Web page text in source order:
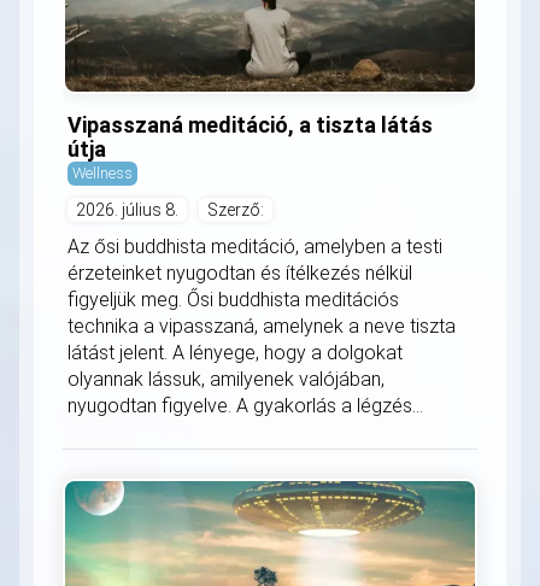
Vipasszaná meditáció, a tiszta látás
útja
Wellness
2026. július 8. Szerző:
Az ősi buddhista meditáció, amelyben a testi
érzeteinket nyugodtan és ítélkezés nélkül
figyeljük meg. Ősi buddhista meditációs
technika a vipasszaná, amelynek a neve tiszta
látást jelent. A lényege, hogy a dolgokat
olyannak lássuk, amilyenek valójában,
nyugodtan figyelve. A gyakorlás a légzés...